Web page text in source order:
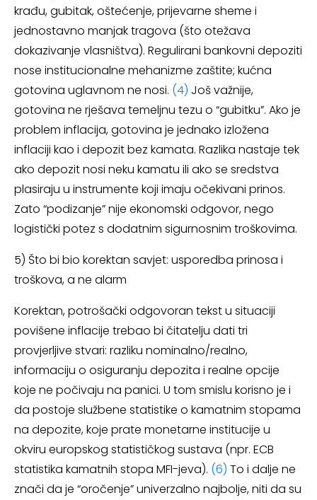
krađu, gubitak, oštećenje, prijevarne sheme i
jednostavno manjak tragova (što otežava
dokazivanje vlasništva). Regulirani bankovni depoziti
nose institucionalne mehanizme zaštite; kućna
gotovina uglavnom ne nosi. (4) Još važnije,
gotovina ne rješava temeljnu tezu o “gubitku”. Ako je
problem inflacija, gotovina je jednako izložena
inflaciji kao i depozit bez kamata. Razlika nastaje tek
ako depozit nosi neku kamatu ili ako se sredstva
plasiraju u instrumente koji imaju očekivani prinos.
Zato “podizanje” nije ekonomski odgovor, nego
logistički potez s dodatnim sigurnosnim troškovima.
5) Što bi bio korektan savjet: usporedba prinosa i
troškova, a ne alarm
Korektan, potrošački odgovoran tekst u situaciji
povišene inflacije trebao bi čitatelju dati tri
provjerljive stvari: razliku nominalno/realno,
informaciju o osiguranju depozita i realne opcije
koje ne počivaju na panici. U tom smislu korisno je i
da postoje službene statistike o kamatnim stopama
na depozite, koje prate monetarne institucije u
okviru europskog statističkog sustava (npr. ECB
statistika kamatnih stopa MFI-jeva). (6) To i dalje ne
znači da je “oročenje” univerzalno najbolje, niti da su